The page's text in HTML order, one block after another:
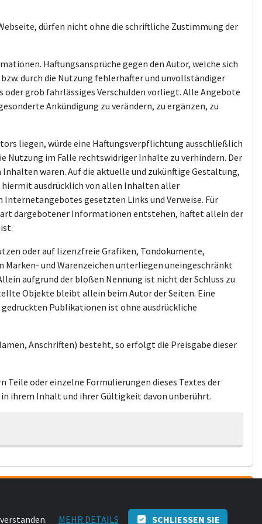
dürfen nicht ohne die schriftliche Zustimmung der
Haftungsansprüche gegen den Autor, welche sich
durch die Nutzung fehlerhafter und unvollständiger
grob fahrlässiges Verschulden vorliegt. Alle Angebote
Ankündigung zu verändern, zu ergänzen, zu
liegen, würde eine Haftungsverpflichtung ausschließlich
Nutzung im Falle rechtswidriger Inhalte zu verhindern. Der
waren. Auf die aktuelle und zukünftige Gestaltung,
ausdrücklich von allen Inhalten aller
gesetzten Links und Verweise. Für
dargebotener Informationen entstehen, haftet allein der
oder auf lizenzfreie Grafiken, Tondokumente,
und Warenzeichen unterliegen uneingeschränkt
aufgrund der bloßen Nennung ist nicht der Schluss zu
Objekte bleibt allein beim Autor der Seiten. Eine
Publikationen ist ohne ausdrückliche
Anschriften) besteht, so erfolgt die Preisgabe dieser
Teile oder einzelne Formulierungen dieses Textes der
ihrem Inhalt und ihrer Gültigkeit davon unberührt.
MEHR DETAILS SCHLIESSEN SIE